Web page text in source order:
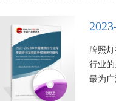
牌照
行业
最为